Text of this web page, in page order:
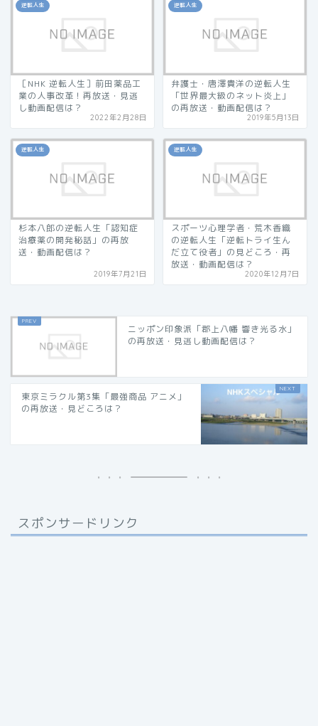
逆転人生
［NHK 逆転人生］前田薬品工
業の人事改革！再放送・見逃
し動画配信は？
2022年2月28日
逆転人生
弁護士・唐澤貴洋の逆転人生
「世界最大級のネット炎上」
の再放送・動画配信は？
2019年5月13日
逆転人生
杉本八郎の逆転人生「認知症
治療薬の開発秘話」の再放
送・動画配信は？
2019年7月21日
逆転人生
スポーツ心理学者・荒木香織
の逆転人生「逆転トライ生ん
だ立て役者」の見どころ・再
放送・動画配信は？
2020年12月7日
ニッポン印象派「郡上八幡 響き光る水」
の再放送・見逃し動画配信は？
東京ミラクル第3集「最強商品 アニメ」
の再放送・見どころは？
スポンサードリンク